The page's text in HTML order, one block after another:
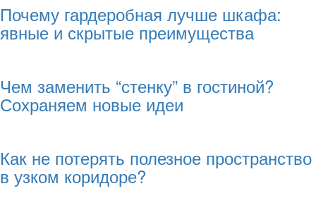
Почему гардеробная лучше шкафа:
явные и скрытые преимущества
Чем заменить “стенку” в гостиной?
Сохраняем новые идеи
Как не потерять полезное пространство
в узком коридоре?